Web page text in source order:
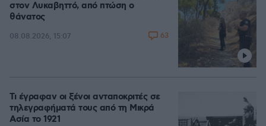
στον Λυκαβηττό, από πτώση ο
θάνατος
08.08.2026, 15:07 63
Τι έγραφαν οι ξένοι ανταποκριτές σε
τηλεγραφήματά τους από τη Μικρά
Ασία το 1921